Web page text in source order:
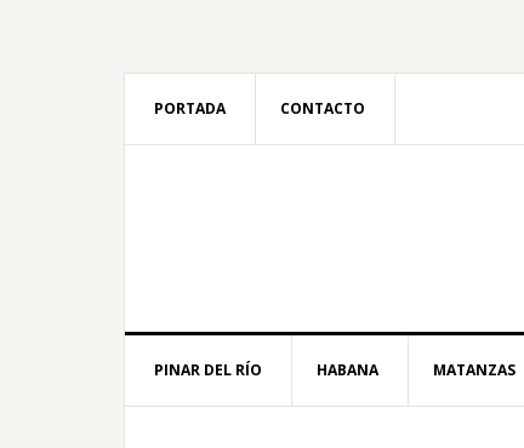
PORTADA CONTACTO
PINAR DEL RÍO HABANA MATANZAS